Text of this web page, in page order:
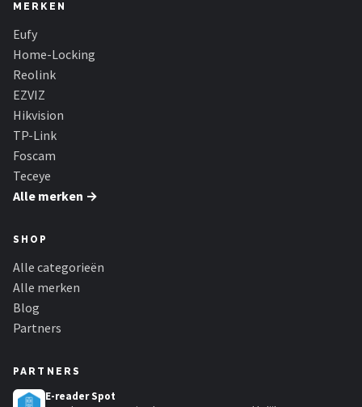
Teceye
Smartwares
ieGeek
Alle merken →
MERKEN
Eufy
Home-Locking
Reolink
EZVIZ
Hikvision
TP-Link
Foscam
Teceye
Alle merken →
SHOP
Alle categorieën
Alle merken
Blog
Partners
PARTNERS
E-reader Spot